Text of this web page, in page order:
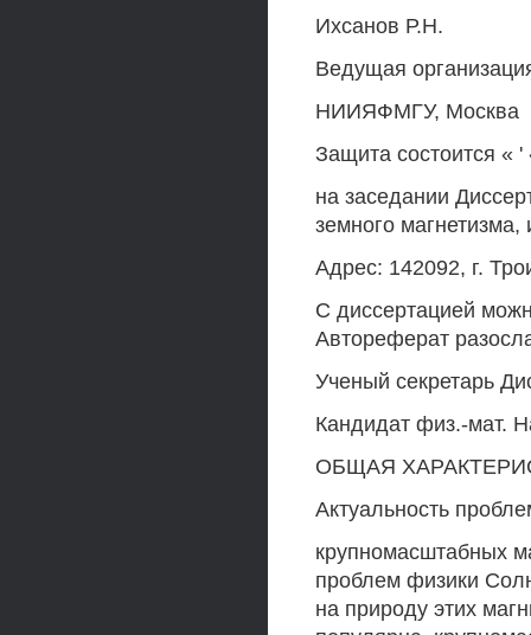
Ихсанов Р.Н.
Ведущая
НИИЯФМГУ, Москва
Защита состоится « '
на заседании
земного
Адрес: 142092, г.
С диссертацией
Автореферат
Ученый секретарь
Кандидат физ.-мат.
ОБЩАЯ
Актуальность
крупномасштабных
проблем физики
на природу этих